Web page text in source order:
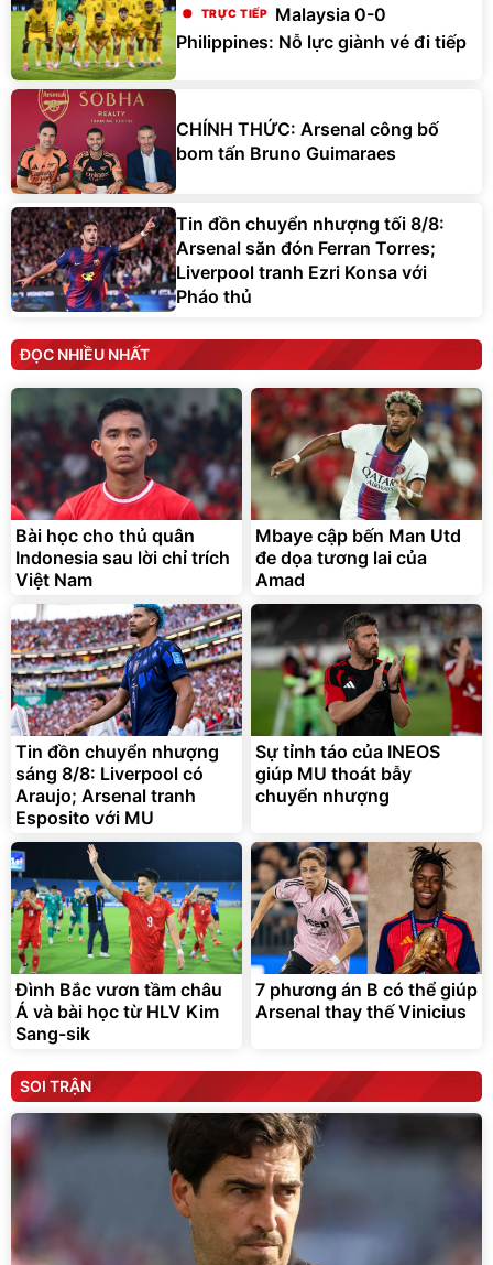
Malaysia 0-0
Philippines: Nỗ lực giành vé đi tiếp
CHÍNH THỨC: Arsenal công bố
bom tấn Bruno Guimaraes
Tin đồn chuyển nhượng tối 8/8:
Arsenal săn đón Ferran Torres;
Liverpool tranh Ezri Konsa với
Pháo thủ
ĐỌC NHIỀU NHẤT
Bài học cho thủ quân
Indonesia sau lời chỉ trích
Việt Nam
Mbaye cập bến Man Utd
đe dọa tương lai của
Amad
Tin đồn chuyển nhượng
sáng 8/8: Liverpool có
Araujo; Arsenal tranh
Esposito với MU
Sự tỉnh táo của INEOS
giúp MU thoát bẫy
chuyển nhượng
Đình Bắc vươn tầm châu
Á và bài học từ HLV Kim
Sang-sik
7 phương án B có thể giúp
Arsenal thay thế Vinicius
SOI TRẬN